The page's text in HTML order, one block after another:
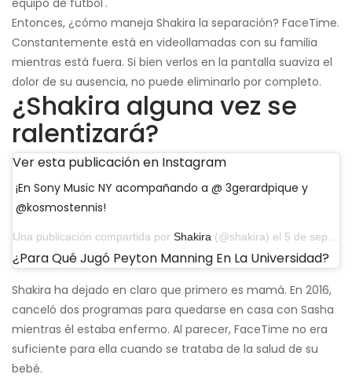
equipo de fútbol'.
Entonces, ¿cómo maneja Shakira la separación? FaceTime.
Constantemente está en videollamadas con su familia
mientras está fuera. Si bien verlos en la pantalla suaviza el
dolor de su ausencia, no puede eliminarlo por completo.
¿Shakira alguna vez se
ralentizará?
Ver esta publicación en Instagram
¡En Sony Music NY acompañando a @ 3gerardpique y
@kosmostennis!
Una publicación compartida por Shakira (@shakira) el 5 de septiembre de 2019 a las 4:47 pm PDT
¿Para Qué Jugó Peyton Manning En La Universidad?
Shakira ha dejado en claro que primero es mamá. En 2016,
canceló dos programas para quedarse en casa con Sasha
mientras él estaba enfermo. Al parecer, FaceTime no era
suficiente para ella cuando se trataba de la salud de su
bebé.